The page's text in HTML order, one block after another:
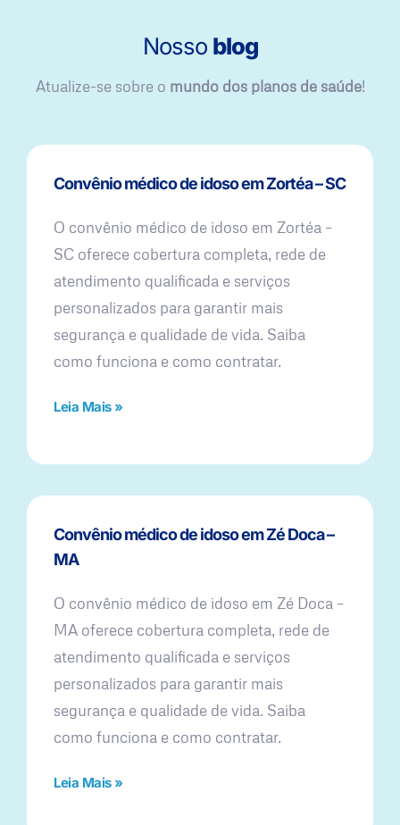
Nosso blog
Atualize-se sobre o mundo dos planos de saúde!
Convênio médico de idoso em Zortéa – SC
O convênio médico de idoso em Zortéa –
SC oferece cobertura completa, rede de
atendimento qualificada e serviços
personalizados para garantir mais
segurança e qualidade de vida. Saiba
como funciona e como contratar.
Leia Mais »
Convênio médico de idoso em Zé Doca –
MA
O convênio médico de idoso em Zé Doca –
MA oferece cobertura completa, rede de
atendimento qualificada e serviços
personalizados para garantir mais
segurança e qualidade de vida. Saiba
como funciona e como contratar.
Leia Mais »